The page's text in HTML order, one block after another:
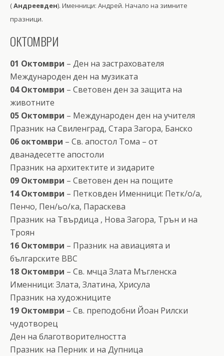
(Андреевден). Именници: Андрей. Начало на зимните
празници.
ОКТОМВРИ
01 Октомври – Ден на застрахователя
Международен ден на музиката
04 Октомври – Световен ден за защита на
животните
05 Октомври – Международен ден на учителя
Празник на Свиленград, Стара Загора, Банско
06 октомври – Св. апостол Тома – от
дванадесетте апостоли
Празник на архитектите и зидарите
09 Октомври – Световен ден на пощите
14 Октомври – Петковден Именници: Петк/о/а,
Пенчо, Пен/ьо/ка, Параскева
Празник на Твърдица , Нова Загора, Трън и на
Троян
16 Октомври – Празник на авиацията и
българските ВВС
18 Октомври – Св. мчца Злата Мъгленска
Именници: Злата, Златина, Хрисула
Празник на художниците
19 Октомври – Св. преподобни Йоан Рилски
чудотворец
Ден на благотворителността
Празник на Перник и на Дупница